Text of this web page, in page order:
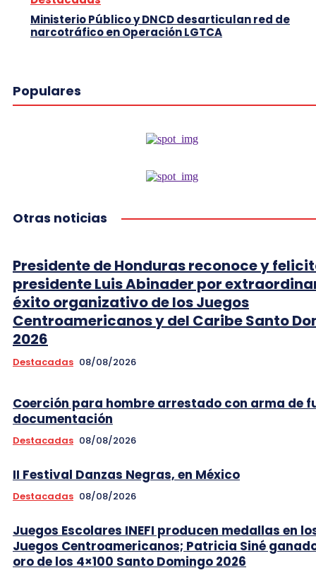
Ministerio Público y DNCD desarticulan red de
narcotráfico en Operación LGTCA
Populares
Otras noticias
Presidente de Honduras reconoce y
presidente Luis Abinader por
éxito organizativo de los Juegos
Centroamericanos y del Caribe Santo
2026
Destacadas 08/08/2026
Coerción para hombre arrestado con arma de
documentación
Destacadas 08/08/2026
II Festival Danzas Negras, en México
Destacadas 08/08/2026
Juegos Escolares INEFI producen medallas en
Juegos Centroamericanos; Patricia Siné
oro de los 4×100 Santo Domingo 2026